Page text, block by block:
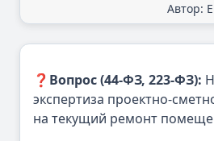
Автор:
❓ Вопрос (44-ФЗ, 223-ФЗ):
экспертиза проектно-
на текущий ремонт